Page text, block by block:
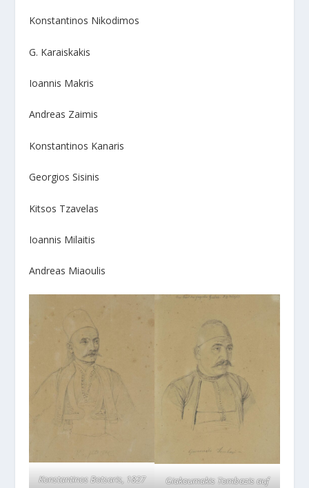
Konstantinos Nikodimos
G. Karaiskakis
Ioannis Makris
Andreas Zaimis
Konstantinos Kanaris
Georgios Sisinis
Kitsos Tzavelas
Ioannis Milaitis
Andreas Miaoulis
Konstantinos Botsaris, 1827
Giakoumakis Tombazis auf